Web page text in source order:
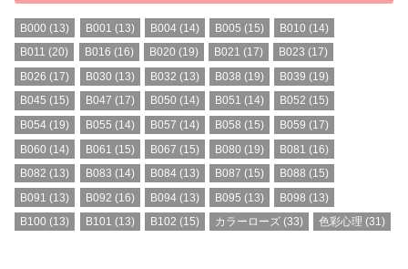
B000 (13) B001 (13) B004(14) B005 (15) B010 (14)
B011 (20) B016 (16) B020 (19) B021 (17) B023 (17)
B026 (17) B030 (13) B032 (13) B038 (19) B039 (19)
B045 (15) B047 (17) B050 (14) B051 (14) B052 (15)
B054 (19) B055 (14) B057 (14) B058 (15) B059 (17)
B060 (14) B061 (15) B067 (15) B080 (19) B081 (16)
B082 (13) B083 (14) B084(13) B087 (15) B088 (15)
B091 (13) B092 (16) B094(13) B095 (13) B098 (13)
B100 (13) B101 (13) B102 (15) カラーローズ (33) 色彩心理 (31)